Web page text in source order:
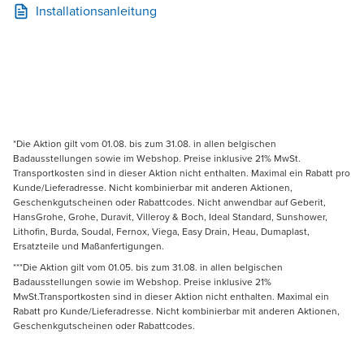
Installationsanleitung
*Die Aktion gilt vom 01.08. bis zum 31.08. in allen belgischen
Badausstellungen sowie im Webshop. Preise inklusive 21% MwSt.
Transportkosten sind in dieser Aktion nicht enthalten. Maximal ein Rabatt pro
Kunde/Lieferadresse. Nicht kombinierbar mit anderen Aktionen,
Geschenkgutscheinen oder Rabattcodes. Nicht anwendbar auf Geberit,
HansGrohe, Grohe, Duravit, Villeroy & Boch, Ideal Standard, Sunshower,
Lithofin, Burda, Soudal, Fernox, Viega, Easy Drain, Heau, Dumaplast,
Ersatzteile und Maßanfertigungen.
***Die Aktion gilt vom 01.05. bis zum 31.08. in allen belgischen
Badausstellungen sowie im Webshop. Preise inklusive 21%
MwSt.Transportkosten sind in dieser Aktion nicht enthalten. Maximal ein
Rabatt pro Kunde/Lieferadresse. Nicht kombinierbar mit anderen Aktionen,
Geschenkgutscheinen oder Rabattcodes.